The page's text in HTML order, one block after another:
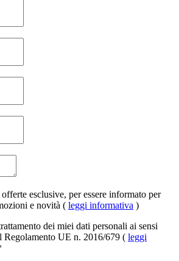
esclusive, per essere informato per
e novità ( leggi informativa )
dei miei dati personali ai sensi
Regolamento UE n. 2016/679 ( leggi